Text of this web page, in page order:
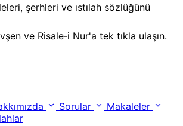
şerhleri ve ıstılah sözlüğünü
ve Risale‑i Nur'a tek tıkla ulaşın.
HesabıHesabı
X Hesabı
Sorular
Makaleler